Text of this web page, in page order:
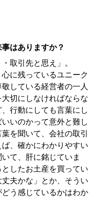
はありますか？
取引先と思え」。
に残っているユニーク
している経営者の一人
切にしなければならな
行動にしても言葉にし
いのかって意外と難し
を聞いて、会社の取引
、確かにわかりやすい
て、肝に銘じていま
したお土産を買ってい
夫かな」とか、そうい
う感じているかはわか